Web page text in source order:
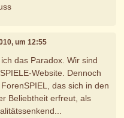
um 12:55
das Paradox. Wir sind
Website. Dennoch
das sich in den
Beliebtheit erfreut, als